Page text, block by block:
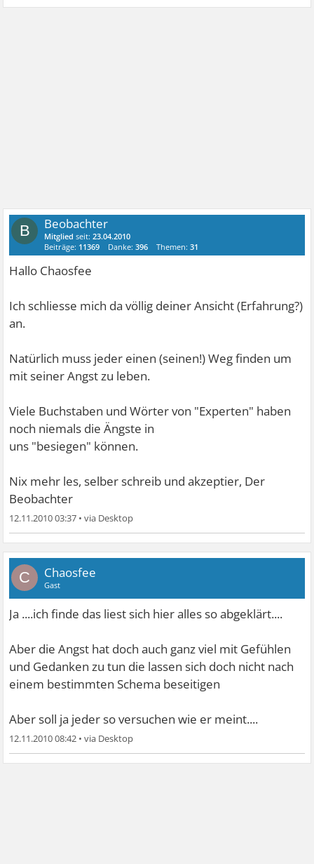
B Beobachter
Mitglied seit:23.04.2010
Beiträge: 11369 Danke:396 Themen:31
Hallo Chaosfee
Ich schliesse mich da völlig deiner Ansicht (Erfahrung?)
an.
Natürlich muss jeder einen (seinen!) Weg finden um
mit seiner Angst zu leben.
Viele Buchstaben und Wörter von "Experten" haben
noch niemals die Ängste in
uns "besiegen" können.
Nix mehr les, selber schreib und akzeptier, Der
Beobachter
12.11.2010 03:37 •
C Chaosfee
Gast
Ja ....ich finde das liest sich hier alles so abgeklärt....
Aber die Angst hat doch auch ganz viel mit Gefühlen
und Gedanken zu tun die lassen sich doch nicht nach
einem bestimmten Schema beseitigen
Aber soll ja jeder so versuchen wie er meint....
12.11.2010 08:42 •